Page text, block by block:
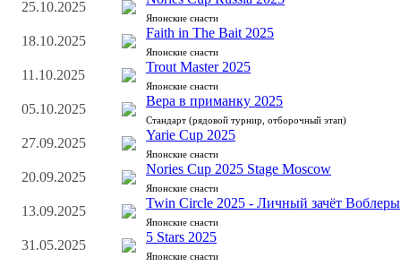
25.10.2025
Японские снасти
18.10.2025
Faith in The Bait 2025
Японские снасти
11.10.2025
Trout Master 2025
Японские снасти
05.10.2025
Вера в приманку 2025
Стандарт (рядовой турнир, отборочный этап)
27.09.2025
Yarie Cup 2025
Японские снасти
20.09.2025
Nories Cup 2025 Stage Moscow
Японские снасти
13.09.2025
Twin Circle 2025 - Личный зачёт Воблеры
Японские снасти
31.05.2025
5 Stars 2025
Японские снасти